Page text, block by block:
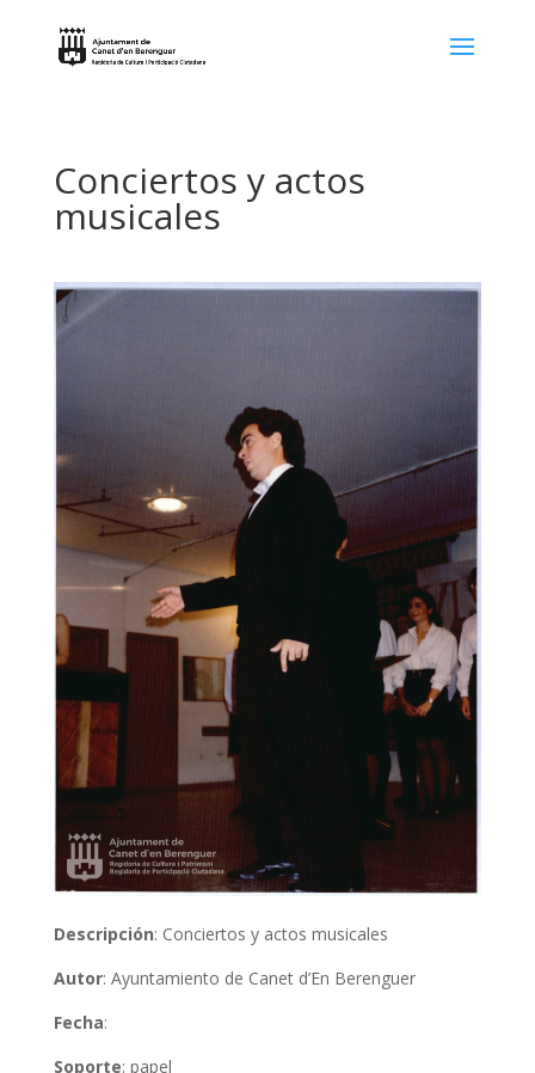
Conciertos y actos
musicales
Descripción: Conciertos y actos musicales
Autor: Ayuntamiento de Canet d’En Berenguer
Fecha:
Soporte: papel